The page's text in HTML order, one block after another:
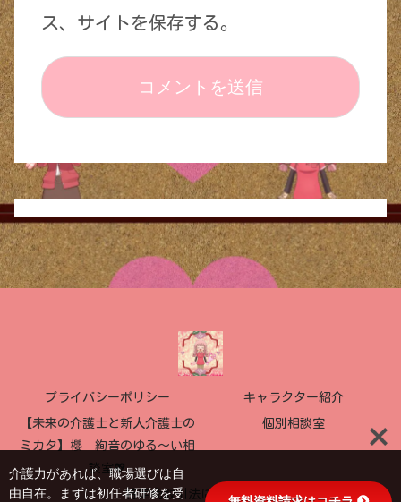
ス、サイトを保存する。
プライバシーポリシー キャラクター紹介
【未来の介護士と新人介護士の
ミカタ】櫻 絢音のゆる〜い相
談室💖
個別相談室
特定商取引法に基づく表記
介護力があれば、職場選びは自
由自在。まずは初任者研修を受